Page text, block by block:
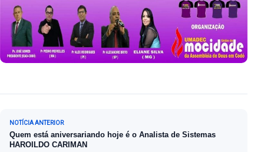
Navegação de Post
NOTÍCIA ANTERIOR
Quem está aniversariando hoje é o Analista de Sistemas
HAROILDO CARIMAN